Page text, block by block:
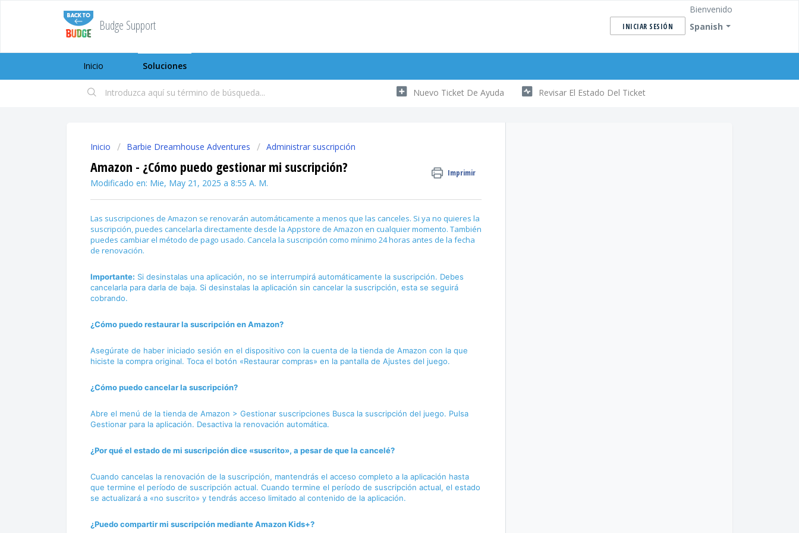
Budge Support Spanish
Bienvenido
INICIAR SESIÓN
Inicio Soluciones
Nuevo Ticket De Ayuda Revisar El Estado Del Ticket
Inicio Barbie Dreamhouse Adventures Administrar suscripción
Amazon - ¿Cómo puedo gestionar mi suscripción? Imprimir
Modificado en: Mie, May 21, 2025 a 8:55 A. M.
Las suscripciones de Amazon se renovarán automáticamente a menos que las canceles. Si ya no quieres la
suscripción, puedes cancelarla directamente desde la Appstore de Amazon en cualquier momento. También
puedes cambiar el método de pago usado. Cancela la suscripción como mínimo 24 horas antes de la fecha
de renovación.
Importante: Si desinstalas una aplicación, no se interrumpirá automáticamente la suscripción. Debes
cancelarla para darla de baja. Si desinstalas la aplicación sin cancelar la suscripción, esta se seguirá
cobrando.
¿Cómo puedo restaurar la suscripción en Amazon?
Asegúrate de haber iniciado sesión en el dispositivo con la cuenta de la tienda de Amazon con la que
hiciste la compra original. Toca el botón «Restaurar compras» en la pantalla de Ajustes del juego.
¿Cómo puedo cancelar la suscripción?
Abre el menú de la tienda de Amazon > Gestionar suscripciones Busca la suscripción del juego. Pulsa
Gestionar para la aplicación. Desactiva la renovación automática.
¿Por qué el estado de mi suscripción dice «suscrito», a pesar de que la cancelé?
Cuando cancelas la renovación de la suscripción, mantendrás el acceso completo a la aplicación hasta
que termine el período de suscripción actual. Cuando termine el período de suscripción actual, el estado
se actualizará a «no suscrito» y tendrás acceso limitado al contenido de la aplicación.
¿Puedo compartir mi suscripción mediante Amazon Kids+?